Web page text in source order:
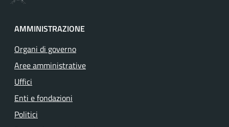
AMMINISTRAZIONE
Organi di governo
Aree amministrative
Uffici
Enti e fondazioni
Politici